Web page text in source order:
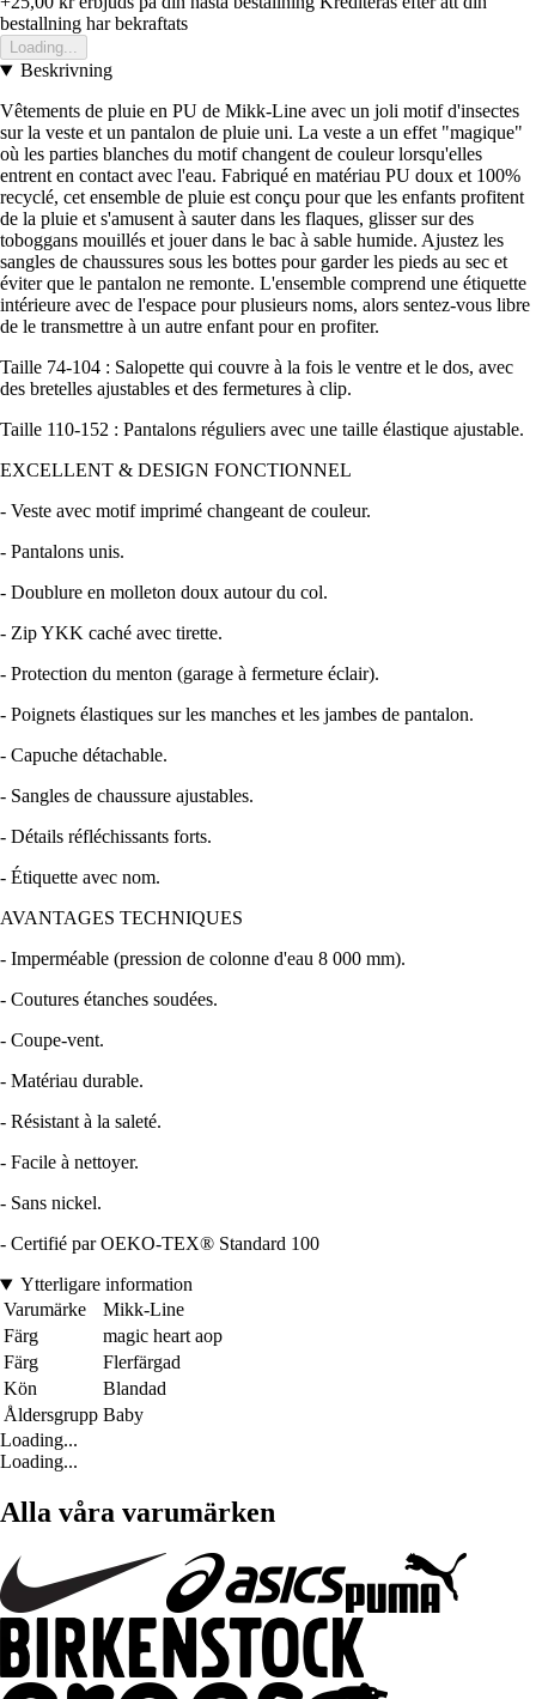
bestallning har bekraftats
Loading...
Beskrivning
Vêtements de pluie en PU de Mikk-Line avec un joli motif d'insectes
sur la veste et un pantalon de pluie uni. La veste a un effet "magique"
où les parties blanches du motif changent de couleur lorsqu'elles
entrent en contact avec l'eau. Fabriqué en matériau PU doux et 100%
recyclé, cet ensemble de pluie est conçu pour que les enfants profitent
de la pluie et s'amusent à sauter dans les flaques, glisser sur des
toboggans mouillés et jouer dans le bac à sable humide. Ajustez les
sangles de chaussures sous les bottes pour garder les pieds au sec et
éviter que le pantalon ne remonte. L'ensemble comprend une étiquette
intérieure avec de l'espace pour plusieurs noms, alors sentez-vous libre
de le transmettre à un autre enfant pour en profiter.
Taille 74-104 : Salopette qui couvre à la fois le ventre et le dos, avec
des bretelles ajustables et des fermetures à clip.
Taille 110-152 : Pantalons réguliers avec une taille élastique ajustable.
EXCELLENT & DESIGN FONCTIONNEL
- Veste avec motif imprimé changeant de couleur.
- Pantalons unis.
- Doublure en molleton doux autour du col.
- Zip YKK caché avec tirette.
- Protection du menton (garage à fermeture éclair).
- Poignets élastiques sur les manches et les jambes de pantalon.
- Capuche détachable.
- Sangles de chaussure ajustables.
- Détails réfléchissants forts.
- Étiquette avec nom.
AVANTAGES TECHNIQUES
- Imperméable (pression de colonne d'eau 8 000 mm).
- Coutures étanches soudées.
- Coupe-vent.
- Matériau durable.
- Résistant à la saleté.
- Facile à nettoyer.
- Sans nickel.
- Certifié par OEKO-TEX® Standard 100
Ytterligare information
Varumärke
Mikk-Line
Färg
magic heart aop
Färg
Flerfärgad
Kön
Blandad
Åldersgrupp Baby
Loading...
Loading...
Alla våra varumärken